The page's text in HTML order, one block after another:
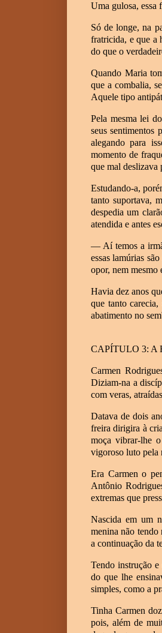
Uma gulosa,
Só de longe, na
fratricida, e que a
do que o
Quando Maria
que a combalia,
Aquele tipo
Pela mesma lei
seus sentimentos
alegando para
momento de
que mal deslizava
Estudando-a,
tanto suportava,
despedia um
atendida e antes
— Aí temos a irmã
essas lamúrias
opor, nem mesmo
Havia dez anos
que tanto carecia,
abatimento no
CAPÍTULO 3: A
Carmen
Diziam-na a
com veras,
Datava de dois
freira dirigira à
moça vibrar-lhe
vigoroso luto pela
Era Carmen o
Antônio
extremas que
Nascida em um
menina não tendo
a continuação da
Tendo instrução e
do que lhe
simples, como a
Tinha Carmen
pois, além de